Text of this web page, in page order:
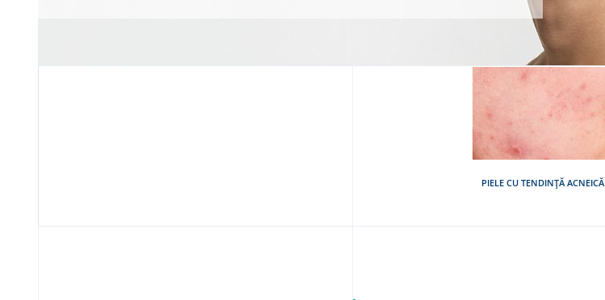
PIELE CU TENDINȚĂ ACNEICĂ